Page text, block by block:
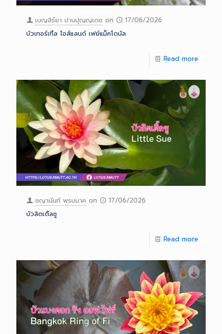
เบญสิร์ยา ปานปุญญเดช on
17/06/2026
บัวเทอร์เทิ้ล ไอส์แลนด์ เฟย์แม็คโดนัล
Read more
ชญานันท์ พรมนาค on
17/06/2026
บัวลิตเติ้ลซู
Read more